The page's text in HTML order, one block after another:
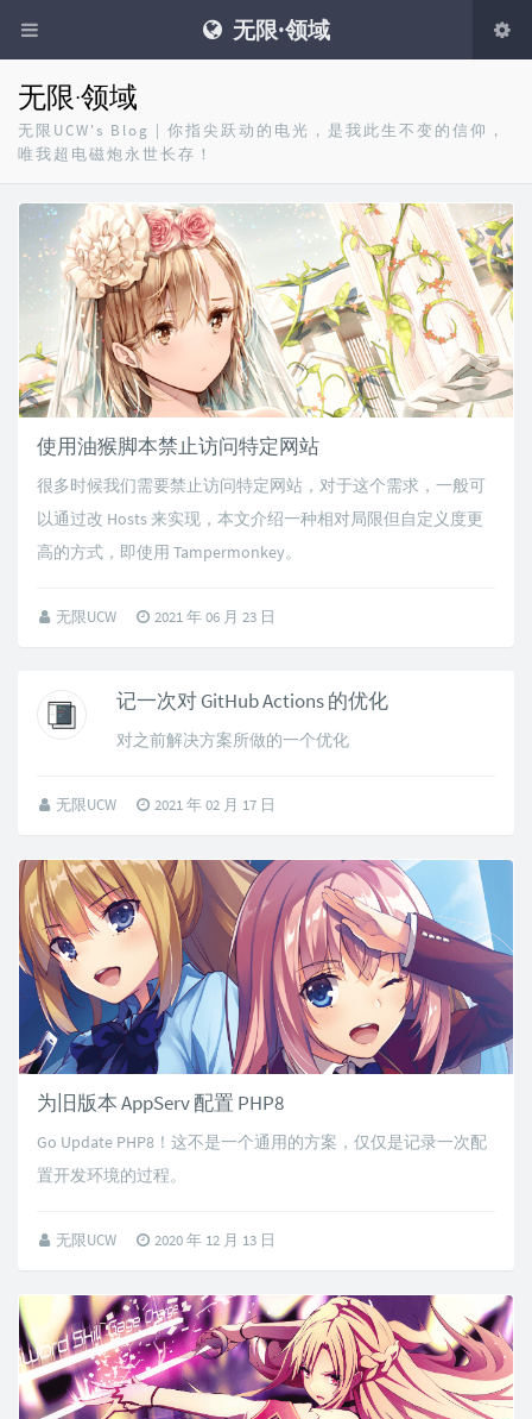
无限·领域
无限·领域
无限UCW's Blog | 你指尖跃动的电光，是我此生不变的信仰，
唯我超电磁炮永世长存！
使用油猴脚本禁止访问特定网站
很多时候我们需要禁止访问特定网站，对于这个需求，一般可
以通过改 Hosts 来实现，本文介绍一种相对局限但自定义度更
高的方式，即使用 Tampermonkey。
无限UCW 2021 年 06 月 23 日
记一次对 GitHub Actions 的优化
对之前解决方案所做的一个优化
无限UCW 2021 年 02 月 17 日
为旧版本 AppServ 配置 PHP8
Go Update PHP8！这不是一个通用的方案，仅仅是记录一次配
置开发环境的过程。
无限UCW 2020 年 12 月 13 日